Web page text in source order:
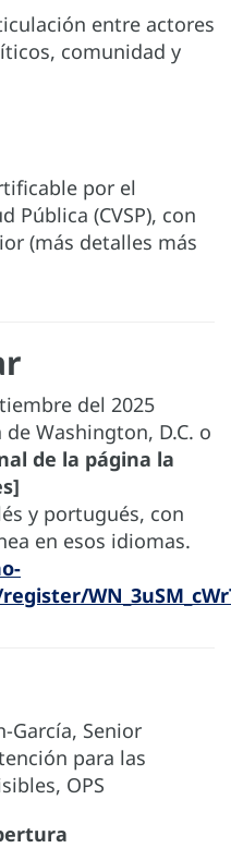
entre actores
comunidad y
por el
Pública (CVSP), con
(más detalles más
del 2025
de Washington, D.C. o
de la página la
y portugués, con
en esos idiomas.
García, Senior
para las
OPS